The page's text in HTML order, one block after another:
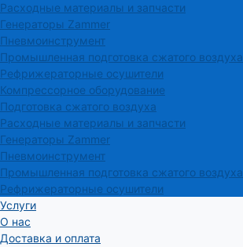
Расходные материалы и запчасти
Генераторы Zammer
Пневмоинструмент
Промышленная подготовка сжатого воздуха
Рефрижераторные осушители
Компрессорное оборудование
Подготовка сжатого воздуха
Расходные материалы и запчасти
Генераторы Zammer
Пневмоинструмент
Промышленная подготовка сжатого воздуха
Рефрижераторные осушители
Услуги
О нас
Доставка и оплата